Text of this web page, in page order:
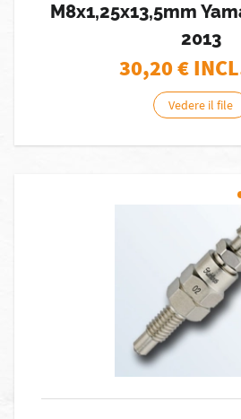
M8x1,25x13,5mm
2013
30,20€
Vedere il file